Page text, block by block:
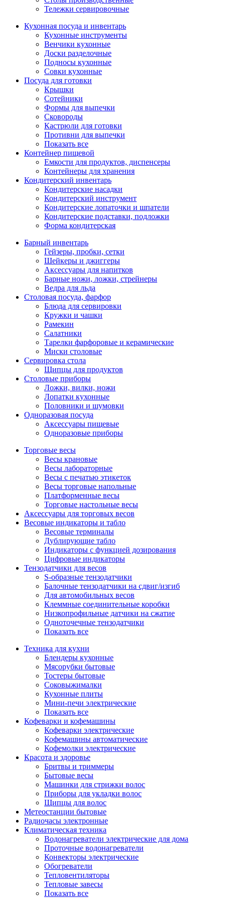
Тележки сервировочные
Кухонная посуда и инвентарь
Кухонные инструменты
Венчики кухонные
Доски разделочные
Подносы кухонные
Совки кухонные
Посуда для готовки
Крышки
Сотейники
Формы для выпечки
Сковороды
Кастрюли для готовки
Противни для выпечки
Показать все
Контейнер пищевой
Емкости для продуктов, диспенсеры
Контейнеры для хранения
Кондитерский инвентарь
Кондитерские насадки
Кондитерский инструмент
Кондитерские лопаточки и шпатели
Кондитерские подставки, подложки
Форма кондитерская
Барный инвентарь
Гейзеры, пробки, сетки
Шейкеры и джиггеры
Аксессуары для напитков
Барные ножи, ложки, стрейнеры
Ведра для льда
Столовая посуда, фарфор
Блюда для сервировки
Кружки и чашки
Рамекин
Салатники
Тарелки фарфоровые и керамические
Миски столовые
Сервировка стола
Щипцы для продуктов
Столовые приборы
Ложки, вилки, ножи
Лопатки кухонные
Половники и шумовки
Одноразовая посуда
Аксессуары пищевые
Одноразовые приборы
Торговые весы
Весы крановые
Весы лабораторные
Весы с печатью этикеток
Весы торговые напольные
Платформенные весы
Торговые настольные весы
Аксессуары для торговых весов
Весовые индикаторы и табло
Весовые терминалы
Дублирующие табло
Индикаторы с функцией дозирования
Цифровые индикаторы
Тензодатчики для весов
S-образные тензодатчики
Балочные тензодатчики на сдвиг/изгиб
Для автомобильных весов
Клеммные соединительные коробки
Низкопрофильные датчики на сжатие
Одноточечные тензодатчики
Показать все
Техника для кухни
Блендеры кухонные
Мясорубки бытовые
Тостеры бытовые
Соковыжималки
Кухонные плиты
Мини-печи электрические
Показать все
Кофеварки и кофемашины
Кофеварки электрические
Кофемашины автоматические
Кофемолки электрические
Красота и здоровье
Бритвы и триммеры
Бытовые весы
Машинки для стрижки волос
Приборы для укладки волос
Щипцы для волос
Метеостанции бытовые
Радиочасы электронные
Климатическая техника
Водонагреватели электрические для дома
Проточные водонагреватели
Конвекторы электрические
Обогреватели
Тепловентиляторы
Тепловые завесы
Показать все